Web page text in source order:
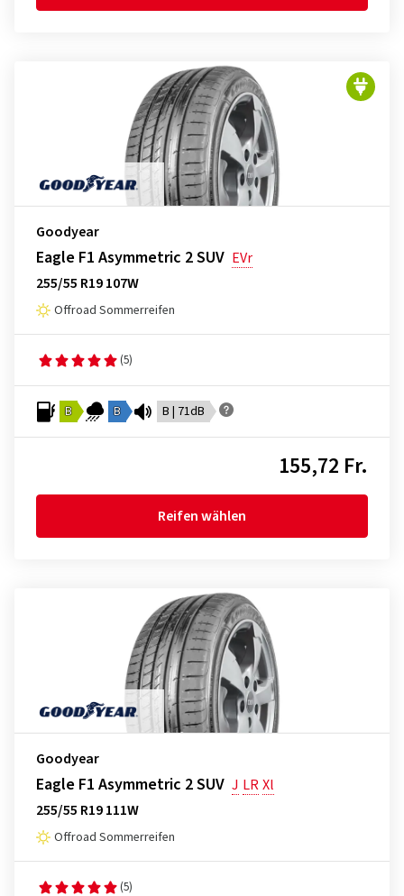
Goodyear
Eagle F1 Asymmetric 2 SUV EVr
255/55 R19 107W
Offroad Sommerreifen
(5)
B B B | 71dB
155,72 Fr.
Reifen wählen
Goodyear
Eagle F1 Asymmetric 2 SUV J LRXl
255/55 R19 111W
Offroad Sommerreifen
(5)